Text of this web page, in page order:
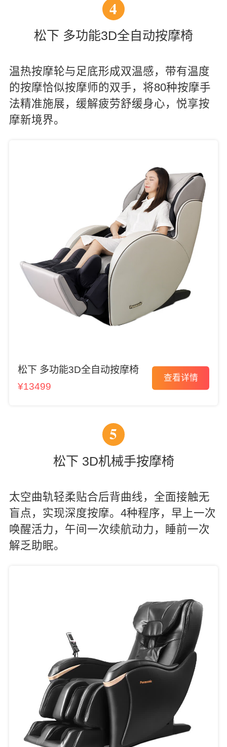
4
松下 多功能3D全自动按摩椅
温热按摩轮与足底形成双温感，带有温度
的按摩恰似按摩师的双手，将80种按摩手
法精准施展，缓解疲劳舒缓身心，悦享按
摩新境界。
松下 多功能3D全自动按摩椅
¥13499
查看详情
5
松下 3D机械手按摩椅
太空曲轨轻柔贴合后背曲线，全面接触无
盲点，实现深度按摩。4种程序，早上一次
唤醒活力，午间一次续航动力，睡前一次
解乏助眠。